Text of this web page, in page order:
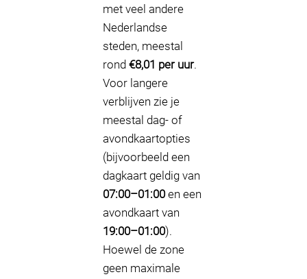
met veel andere
Nederlandse
steden, meestal
rond €8,01 per uur.
Voor langere
verblijven zie je
meestal dag- of
avondkaartopties
(bijvoorbeeld een
dagkaart geldig van
07:00–01:00en een
avondkaart van
19:00–01:00).
Hoewel de zone
geen maximale